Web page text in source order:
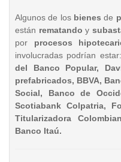
Algunos de los bienesde
están rematando y
por procesos
involucradas podrían estar:
del Banco Popular,
prefabricados, BBVA,
Social, Banco de
Scotiabank Colpatria,
Titularizadora
Banco Itaú.